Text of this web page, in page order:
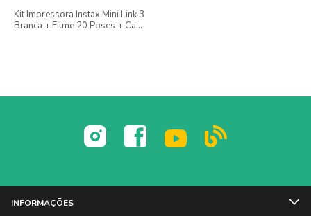
Kit Impressora Instax Mini Link 3
Branca + Filme 20 Poses + Case
INFORMAÇÕES